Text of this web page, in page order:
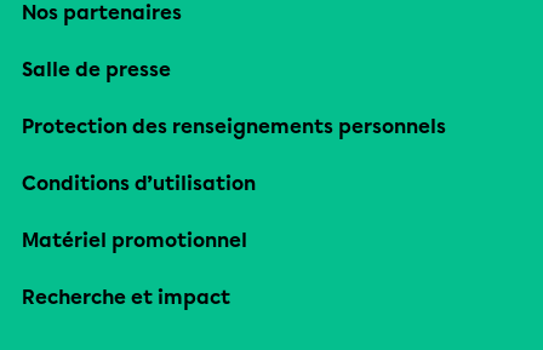
Nos partenaires
Salle de presse
Protection des renseignements personnels
Conditions d’utilisation
Matériel promotionnel
Recherche et impact